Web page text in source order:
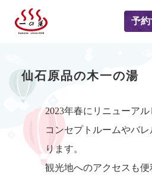
予約
仙石原品の木一の湯
2023年春にリニューアル
コンセプトルームやバ
ります。
観光地へのアクセスも便